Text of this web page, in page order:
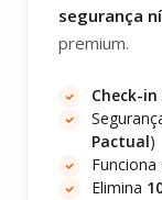
segurança
premium.
Check-
Pactual)
Funciona
Elimina